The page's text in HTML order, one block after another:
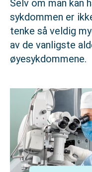
Selv om man kan
sykdommen er
tenke så veldig
av de vanligste
øyesykdommene.